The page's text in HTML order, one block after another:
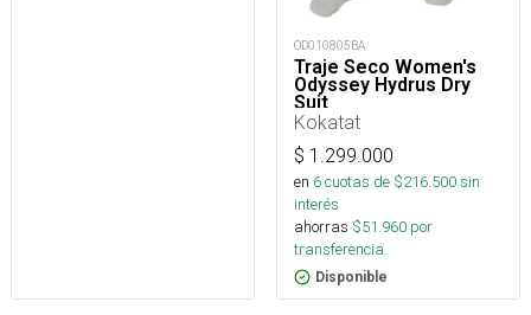
OD010805BA
Traje Seco Women's
Odyssey Hydrus Dry
Suit
Kokatat
$ 1.299.000
en 6cuotas de $216.500sin
interés
ahorras $51.960 por
transferencia.
Disponible